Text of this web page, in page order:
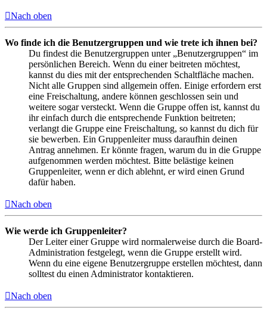
Nach oben
Wo finde ich die Benutzergruppen und wie trete ich ihnen bei?
Du findest die Benutzergruppen unter „Benutzergruppen“ im
persönlichen Bereich. Wenn du einer beitreten möchtest,
kannst du dies mit der entsprechenden Schaltfläche machen.
Nicht alle Gruppen sind allgemein offen. Einige erfordern erst
eine Freischaltung, andere können geschlossen sein und
weitere sogar versteckt. Wenn die Gruppe offen ist, kannst du
ihr einfach durch die entsprechende Funktion beitreten;
verlangt die Gruppe eine Freischaltung, so kannst du dich für
sie bewerben. Ein Gruppenleiter muss daraufhin deinen
Antrag annehmen. Er könnte fragen, warum du in die Gruppe
aufgenommen werden möchtest. Bitte belästige keinen
Gruppenleiter, wenn er dich ablehnt, er wird einen Grund
dafür haben.
Nach oben
Wie werde ich Gruppenleiter?
Der Leiter einer Gruppe wird normalerweise durch die Board-
Administration festgelegt, wenn die Gruppe erstellt wird.
Wenn du eine eigene Benutzergruppe erstellen möchtest, dann
solltest du einen Administrator kontaktieren.
Nach oben